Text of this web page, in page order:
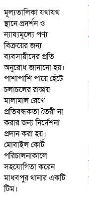
মূল্যতালিকা যথাযথ
স্থানে প্রদর্শন ও
ন্যায্যমূল্যে পণ্য
বিক্রয়ের জন্য
ব্যবসায়ীদের প্রতি
অনুরোধ জানানো হয়।
পাশাপাশি পায়ে হেঁটে
চলাচলের রাস্তায়
মালামাল রেখে
প্রতিবন্ধকতা তৈরী না
করার জন্য নির্দেশনা
প্রদান করা হয়।
মোবাইল কোর্ট
পরিচালনাকালে
সহযোগিতা করেন
মাধবপুর থানার একটি
টিম।